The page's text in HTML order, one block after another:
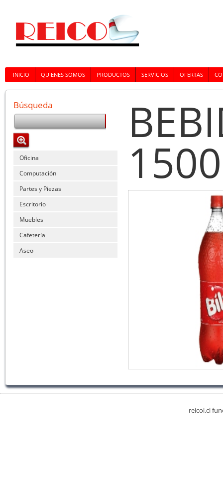
INICIO QUIENES SOMOS PRODUCTOS SERVICIOS OFERTAS
Búsqueda
Oficina
Computación
Partes y Piezas
Escritorio
Muebles
Cafetería
Aseo
reicol.cl